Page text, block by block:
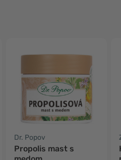
Dr. Popov
Propolis mast s